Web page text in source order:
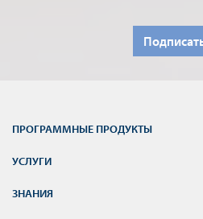
ПРОГРАММНЫЕ ПРОДУКТЫ
УСЛУГИ
ЗНАНИЯ